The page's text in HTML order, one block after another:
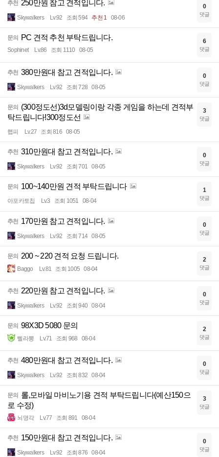
추천 250만원 참고 견적입니다.
Skywalkers Lv.92 조회 594 추천 1 08-06
0
댓글
문의 PC 견적 추천 부탁드립니다.
Sophinet Lv.86 조회 1110 08-05
6
댓글
추천 380만원대 참고 견적입니다.
Skywalkers Lv.92 조회 728 08-05
0
댓글
문의
(300정도선)3d모델링이랑 각종 게임을 하는데 견적부
탁드립니다!300정도선
햅피 Lv.27 조회 816 08-05
3
댓글
추천 310만원대 참고 견적입니다.
Skywalkers Lv.92 조회 701 08-05
0
댓글
문의 100~140만원 견적 부탁드립니다
아포카토칩 Lv.3 조회 1051 08-04
1
댓글
추천 170만원 참고 견적입니다.
Skywalkers Lv.92 조회 714 08-05
0
댓글
문의 200 ~ 220 견적 요청 드립니다.
Baggo Lv.81 조회 1005 08-04
2
댓글
추천 220만원 참고 견적입니다.
Skywalkers Lv.92 조회 940 08-04
0
댓글
문의 98X3D 5080 문의
삘라뽕 Lv.71 조회 968 08-04
2
댓글
추천 480만원대 참고 견적입니다.
Skywalkers Lv.92 조회 832 08-04
0
댓글
문의
롤,모바일 마비노기용 견적 부탁드립니다(예산150으
로 수정)
뇌명각 Lv.77 조회 891 08-04
3
댓글
추천 150만원대 참고 견적입니다.
Skywalkers Lv.92 조회 876 08-04
0
댓글